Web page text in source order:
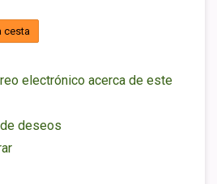
cesta
electrónico acerca de este
deseos